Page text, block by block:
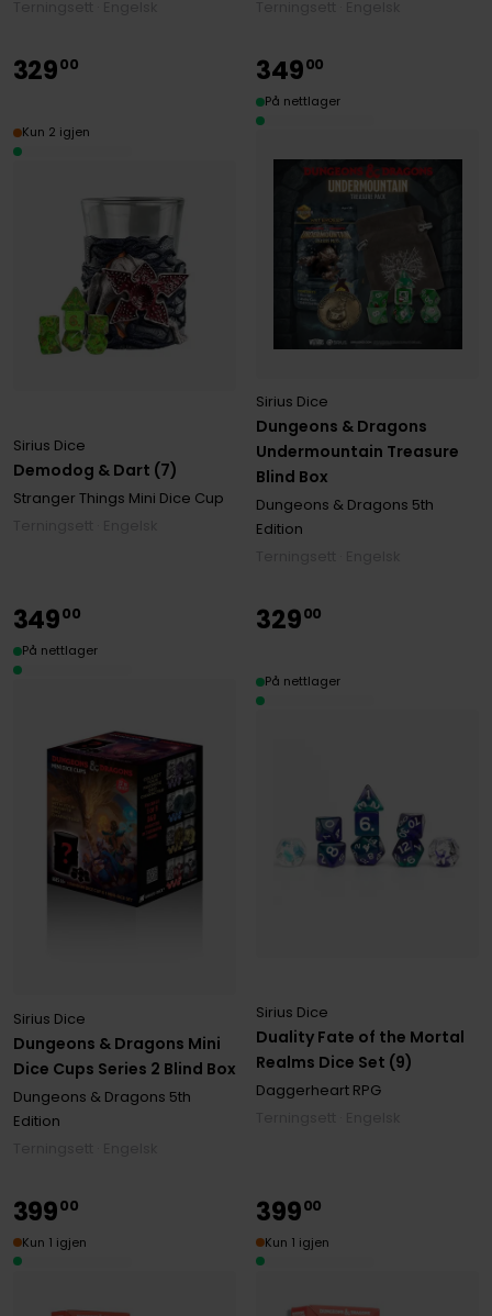
Demodog & Dart (7)
Sirius Dice
Stranger Things Mini Dice Cup
32900
Kun 2 igjen
Dungeons & Dragons
Undermountain Treasure
Blind Box
Sirius Dice
Dungeons & Dragons 5th
Edition
34900
På nettlager
Dungeons & Dragons Mini
Dice Cups Series 2 Blind Box
Sirius Dice
Dungeons & Dragons 5th
Edition
34900
På nettlager
Duality Fate of the Mortal
Realms Dice Set (9)
Sirius Dice
Daggerheart RPG
32900
På nettlager
39900
Kun 1 igjen
39900
Kun 1 igjen